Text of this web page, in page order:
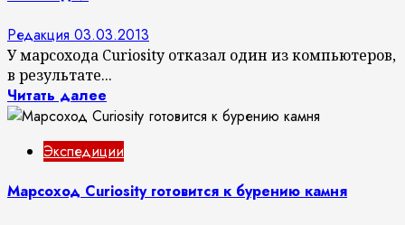
Редакция 03.03.2013
У марсохода Curiosity отказал один из компьютеров,
в результате...
Читать далее
Экспедиции
Марсоход Curiosity готовится к бурению камня